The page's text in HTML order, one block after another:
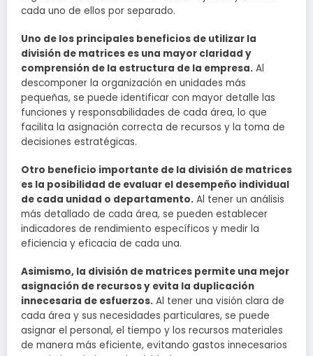
cada uno de ellos por separado.
Uno de los principales beneficios de utilizar la
división de matrices es una mayor claridad y
comprensión de la estructura de la empresa. Al
descomponer la organización en unidades más
pequeñas, se puede identificar con mayor detalle las
funciones y responsabilidades de cada área, lo que
facilita la asignación correcta de recursos y la toma de
decisiones estratégicas.
Otro beneficio importante de la división de matrices
es la posibilidad de evaluar el desempeño individual
de cada unidad o departamento. Al tener un análisis
más detallado de cada área, se pueden establecer
indicadores de rendimiento específicos y medir la
eficiencia y eficacia de cada una.
Asimismo, la división de matrices permite una mejor
asignación de recursos y evita la duplicación
innecesaria de esfuerzos. Al tener una visión clara de
cada área y sus necesidades particulares, se puede
asignar el personal, el tiempo y los recursos materiales
de manera más eficiente, evitando gastos innecesarios